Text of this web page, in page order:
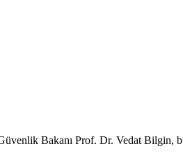
Bakanı Prof. Dr. Vedat